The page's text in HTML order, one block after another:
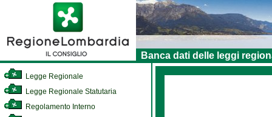
Banca dati delle leggi
Legge Regionale
Legge Regionale Statutaria
Regolamento Interno